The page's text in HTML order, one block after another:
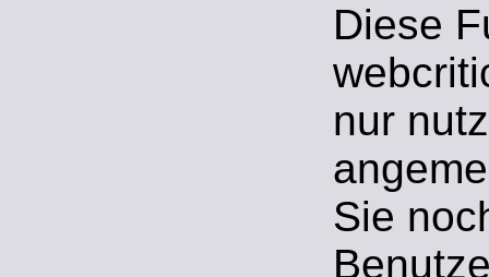
Diese
nur
Sie